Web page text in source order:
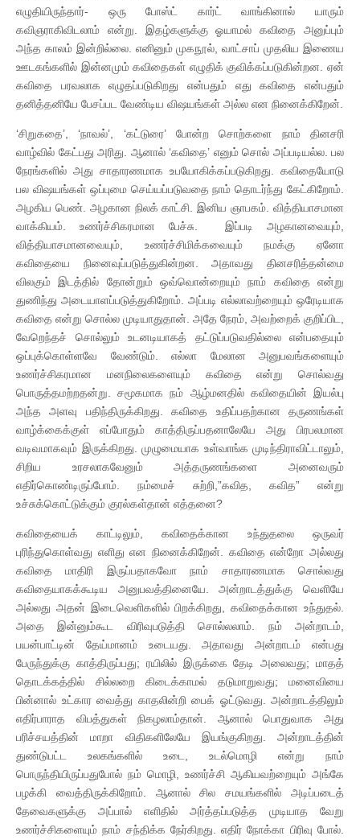
எழுதியிருந்தார்- ஒரு போஸ்ட் கார்ட் வாங்கினால் யாரும்
கவிஞராகிவிடலாம் என்று. இதழ்களுக்கு ஓயாமல் கவிதை அனுப்பும்
அந்த காலம் இன்றில்லை. எனினும் முகநூல், வாட்சாப் முதலிய இணைய
ஊடகங்களில் இன்னமும் கவிதைகள் எழுதிக் குவிக்கப்படுகின்றன. ஏன்
கவிதை பரவலாக எழுதப்படுகிறது என்பதும் எது கவிதை என்பதும்
தனித்தனியே பேசப்பட வேண்டிய விஷயங்கள் அல்ல என நினைக்கிறேன்.
‘சிறுகதை’, ‘நாவல்’, ‘கட்டுரை’ போன்ற சொற்களை நாம் தினசரி
வாழ்வில் கேட்பது அரிது. ஆனால் ‘கவிதை’ எனும் சொல் அப்படியல்ல. பல
நேரங்களில் அது சாதாரணமாக உபயோகிக்கப்படுகிறது. கவிதையோடு
பல விஷயங்கள் ஒப்புமை செய்யப்படுவதை நாம் தொடர்ந்து கேட்கிறோம்.
அழகிய பெண். அழகான நிலக் காட்சி. இனிய ஞாபகம். வித்தியாசமான
வாக்கியம். உணர்ச்சிகரமான பேச்சு. இப்படி அழகானவையும்,
வித்தியாசமானவையும், உணர்ச்சிமிக்கவையும் நமக்கு ஏனோ
கவிதையை நினைவுப்படுத்துகின்றன. அதாவது தினசரித்தன்மை
விலகும் இடத்தில் தோன்றும் ஒவ்வொன்றையும் நாம் கவிதை என்று
துணிந்து அடையாளப்படுத்துகிறோம். அப்படி எல்லாவற்றையும் ஒரேடியாக
கவிதை என்று சொல்ல முடியாதுதான். அதே நேரம், அவற்றைக் குறிப்பிட,
வேறெந்தச் சொல்லும் உடனடியாகத் தட்டுப்படுவதில்லை என்பதையும்
ஒப்புக்கொள்ளவே வேண்டும். எல்லா மேலான அனுபவங்களையும்
உணர்ச்சிகரமான மனநிலைகளையும் கவிதை என்று சொல்வது
பொருத்தமற்றதன்று. சமூகமாக நம் ஆழ்மனதில் கவிதையின் இயல்பு
அந்த அளவு பதிந்திருக்கிறது. கவிதை உதிப்பதற்கான தருணங்கள்
வாழ்க்கைக்குள் எப்போதும் காத்திருப்பதனாலேயே அது பிரபலமான
வடிவமாகவும் இருக்கிறது. முழுமையாக உள்வாங்க முடிந்திராவிட்டாலும்,
சிறிய உரசலாகவேனும் அத்தருணங்களை அனைவரும்
எதிர்கொண்டிருப்போம். நம்மைச் சுற்றி,”கவித, கவித” என்று
உச்சுக்கொட்டுக்கும் குரல்கள்தான் எத்தனை?
கவிதையைக் காட்டிலும், கவிதைக்கான உந்துதலை ஒருவர்
புரிந்துகொள்வது எளிது என நினைக்கிறேன். கவிதை என்றோ அல்லது
கவிதை மாதிரி இருப்பதாகவோ நாம் சாதாரணமாக சொல்வது
கவிதையாகக்கூடிய அனுபவத்தினையே. அன்றாடத்துக்கு வெளியே
அல்லது அதன் இடைவெளிகளில் பிறக்கிறது, கவிதைக்கான உந்துதல்.
அதை இன்னும்கூட விரிவுபடுத்தி சொல்லலாம். நம் அன்றாடம்,
பயன்பாட்டின் தேய்மானம் உடையது. அதாவது அன்றாடம் என்பது
பேருந்துக்கு காத்திருப்பது; ரயிலில் இருக்கை தேடி அலைவது; மாதத்
தொடக்கத்தில் சில்லறை கிடைக்காமல் தடுமாறுவது; மனைவியை
பின்னால் உட்கார வைத்து காதலின்றி பைக் ஓட்டுவது. அன்றாடத்திலும்
எதிர்பாராத விபத்துகள் நிகழலாம்தான். ஆனால் பொதுவாக அது
பரிச்சயத்தின் மாறா விதிகளிலேயே இயங்குகிறது. அன்றாடத்தின்
துண்டுபட்ட உலகங்களில் உடை, உடல்மொழி என்று நாம்
பொருந்தியிருப்பதுபோல் நம் மொழி, உணர்ச்சி ஆகியவற்றையும் அங்கே
பழக்கி வைத்திருக்கிறோம். ஆனால் சில சமயங்களில் அடிப்படைத்
தேவைகளுக்கு அப்பால் எளிதில் அர்த்தப்படுத்த முடியாத வேறு
உணர்ச்சிகளையும் நாம் சந்திக்க நேர்கிறது. எதிர் நோக்கா பிரிவு போல்.